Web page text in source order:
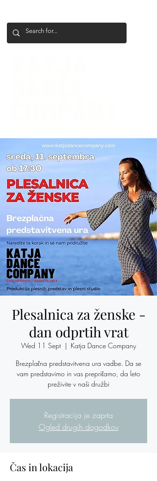
Plesalnica za ženske -
dan odprtih vrat
Wed 11 Sept
  |
Katja Dance Company
Brezplačna predstavitvena ura vadbe. Da se
vam predstavimo in vas prepričamo, da leto
preživite v naši družbi
Registracija je zaprta
Ogled drugih dogodkov
Čas in lokacija